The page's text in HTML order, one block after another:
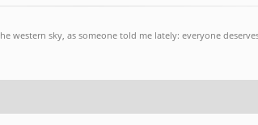
western sky, as someone told me lately: everyone